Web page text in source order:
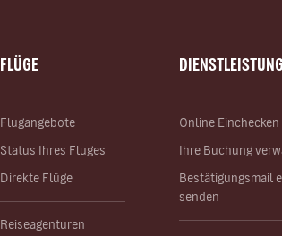
FLÜGE
Flugangebote
Status Ihres Fluges
Direkte Flüge
Reiseagenturen
Online Einchecken
Ihre Buchung
Bestätigungsmail
senden